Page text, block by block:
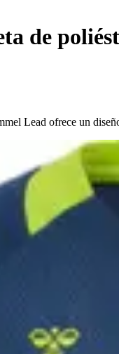
de
Lead ofrece un